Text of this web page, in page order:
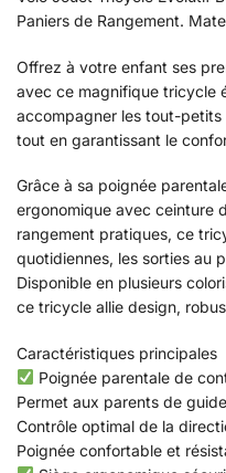
Paniers de Rangement.
Offrez à votre enfant ses
avec ce magnifique tricycle
accompagner les tout-
tout en garantissant le
Grâce à sa poignée
ergonomique avec ceinture
rangement pratiques, ce
quotidiennes, les sorties au
Disponible en plusieurs
ce tricycle allie design,
Caractéristiques principales
Poignée parentale de
Permet aux parents de
Contrôle optimal de la
Poignée confortable et